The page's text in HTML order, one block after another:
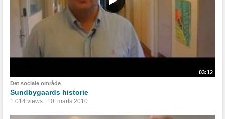
03:12
Det sociale område
Sundbygaards historie
1.014 views 10. marts 2010